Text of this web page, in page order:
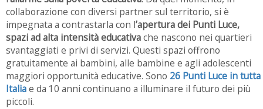
collaborazione con diversi partner sul territorio, si è
impegnata a contrastarla con l’apertura dei Punti Luce,
spazi ad alta intensità educativache nascono nei quartieri
svantaggiati e privi di servizi. Questi spazi offrono
gratuitamente ai bambini, alle bambine e agli adolescenti
maggiori opportunità educative. Sono 26 Punti Luce in tutta
Italiae da 10 anni continuano a illuminare il futuro dei più
piccoli.